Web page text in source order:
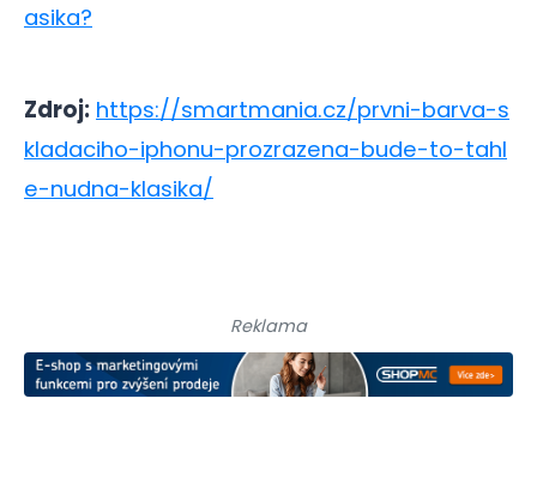
asika?
Zdroj: https://smartmania.cz/prvni-barva-s
kladaciho-iphonu-prozrazena-bude-to-tahl
e-nudna-klasika/
Reklama